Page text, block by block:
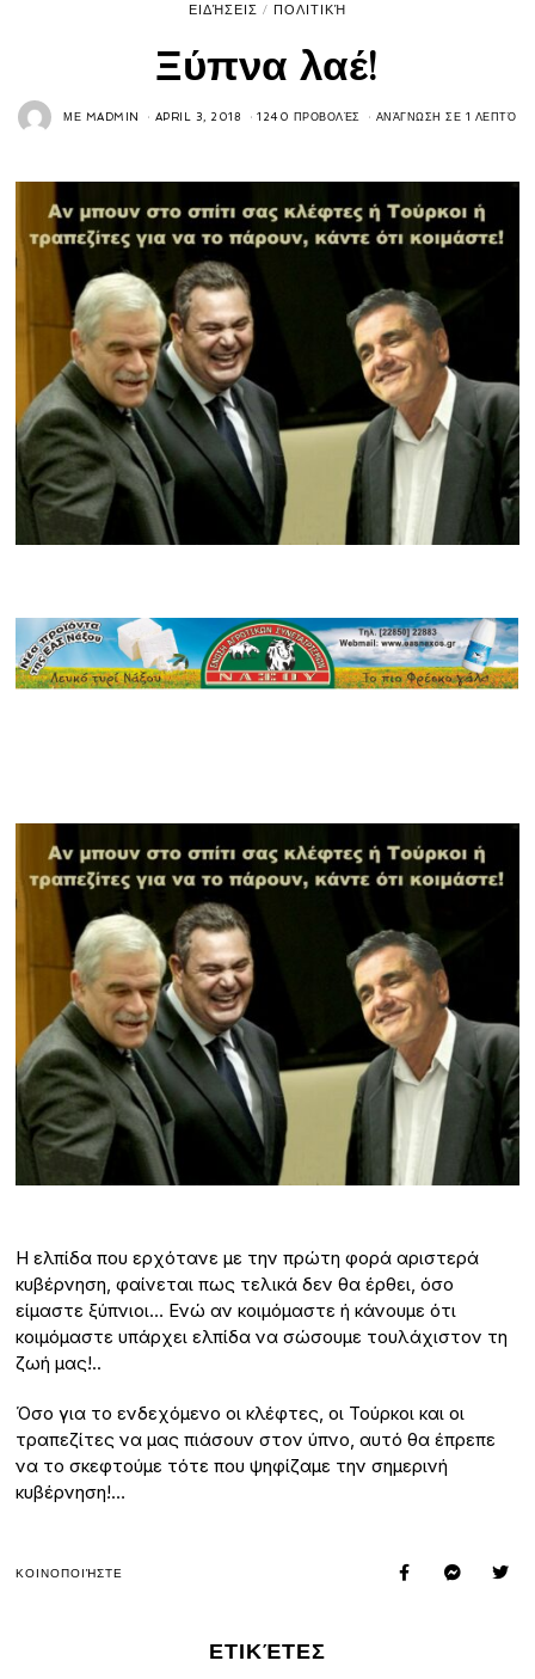
ΕΙΔΉΣΕΙΣ / ΠΟΛΙΤΙΚΉ
Ξύπνα λαέ!
ΜΕ MADMIN APRIL 3, 2018 1240 ΠΡΟΒΟΛΈΣ ΑΝΆΓΝΩΣΗ ΣΕ 1 ΛΕΠΤΌ
Η ελπίδα που ερχότανε με την πρώτη φορά αριστερά
κυβέρνηση, φαίνεται πως τελικά δεν θα έρθει, όσο
είμαστε ξύπνιοι… Ενώ αν κοιμόμαστε ή κάνουμε ότι
κοιμόμαστε υπάρχει ελπίδα να σώσουμε τουλάχιστον τη
ζωή μας!..
Όσο για το ενδεχόμενο οι κλέφτες, οι Τούρκοι και οι
τραπεζίτες να μας πιάσουν στον ύπνο, αυτό θα έπρεπε
να το σκεφτούμε τότε που ψηφίζαμε την σημερινή
κυβέρνηση!…
ΚΟΙΝΟΠΟΙΉΣΤΕ
ΕΤΙΚΈΤΕΣ